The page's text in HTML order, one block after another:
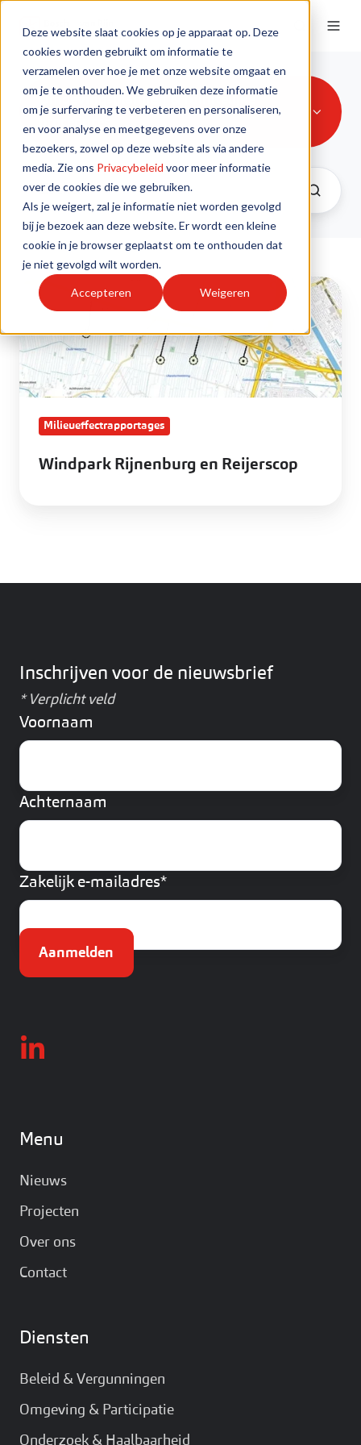
Deze website slaat cookies op je apparaat op. Deze
cookies worden gebruikt om informatie te
verzamelen over hoe je met onze website omgaat en
om je te onthouden. We gebruiken deze informatie
om je surfervaring te verbeteren en personaliseren,
en voor analyse en meetgegevens over onze
bezoekers, zowel op deze website als via andere
media. Zie ons Privacybeleid voor meer informatie
over de cookies die we gebruiken.
Als je weigert, zal je informatie niet worden gevolgd
bij je bezoek aan deze website. Er wordt een kleine
cookie in je browser geplaatst om te onthouden dat
je niet gevolgd wilt worden.
Accepteren Weigeren
Omgevingsplannen & ruimtelijke
procedures
Windpark
Rijnenburg
en
Reijerscop
Milieueffectrapportages
Windpark Rijnenburg en Reijerscop
Inschrijven voor de nieuwsbrief
*Verplicht veld
Voornaam
Achternaam
Zakelijk e-mailadres*
Menu
Nieuws
Projecten
Over ons
Contact
Diensten
Beleid & Vergunningen
Omgeving & Participatie
Onderzoek & Haalbaarheid